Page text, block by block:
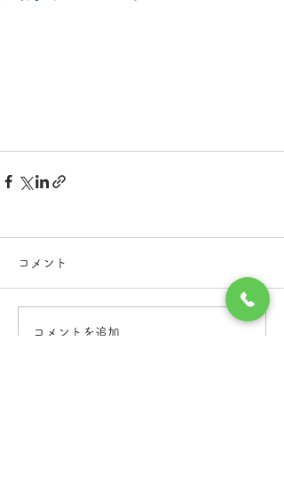
コメント
コメントを追加…